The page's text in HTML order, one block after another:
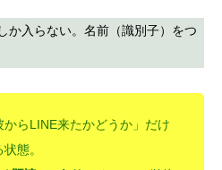
か入らない。名前（識別子）をつ
からLINE来たかどうか」だけ
態。